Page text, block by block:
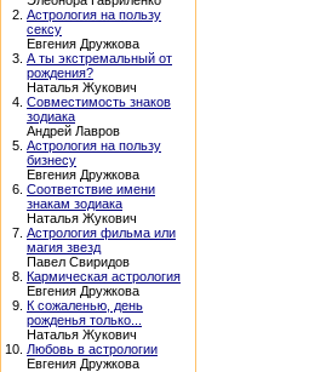
2. Астрология на пользу
сексу
Евгения Дружкова
3. А ты экстремальный от
рождения?
Наталья Жукович
4. Совместимость знаков
зодиака
Андрей Лавров
5. Астрология на пользу
бизнесу
Евгения Дружкова
6. Соответствие имени
знакам зодиака
Наталья Жукович
7. Астрология фильма или
магия звезд
Павел Свиридов
8. Кармическая астрология
Евгения Дружкова
9. К сожаленью, день
рожденья только...
Наталья Жукович
10. Любовь в астрологии
Евгения Дружкова